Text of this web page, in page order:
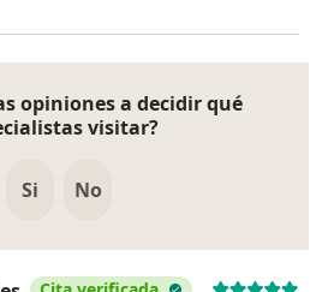
opiniones a decidir qué
visitar?
Si No